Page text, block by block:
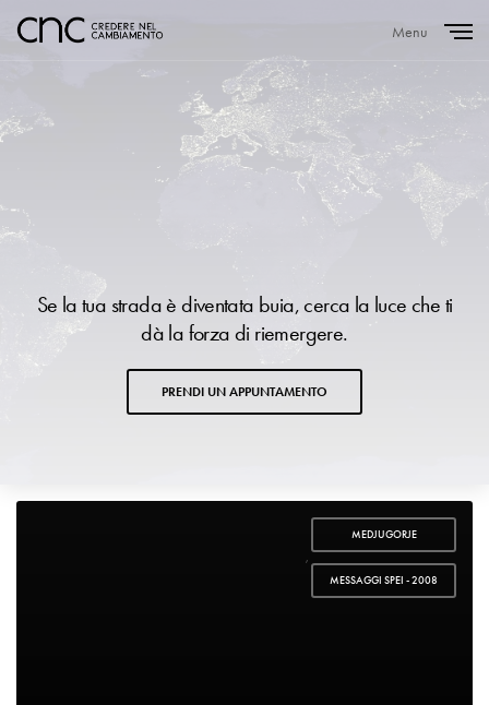
Menu
Se la tua strada è diventata buia, cerca la luce che ti
dà la forza di riemergere.
PRENDI UN APPUNTAMENTO
MEDJUGORJE
,
MESSAGGI SPEI - 2008